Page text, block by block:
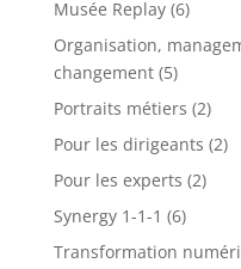
Musée Replay(6)
Organisation,
changement(5)
Portraits métiers (2)
Pour les dirigeants (2)
Pour les experts (2)
Synergy 1-1-1 (6)
Transformation